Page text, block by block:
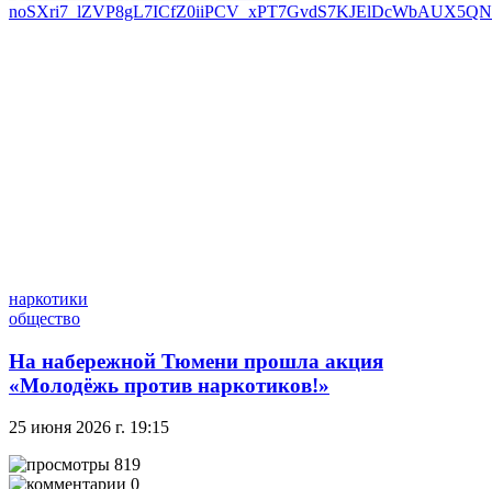
наркотики
общество
На набережной Тюмени прошла акция
«Молодёжь против наркотиков!»
25 июня 2026 г. 19:15
819
0